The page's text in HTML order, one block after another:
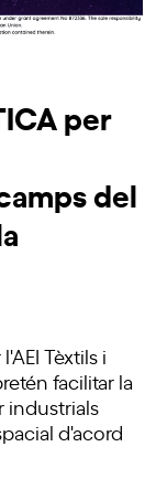
per
del
Tèxtils i
facilitar la
industrials
d'acord